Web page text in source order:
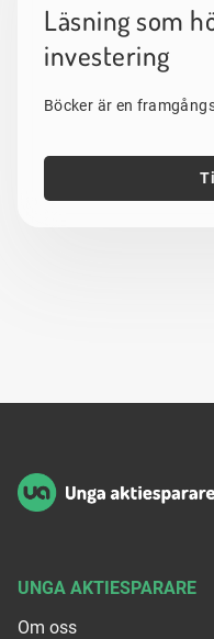
Läsning som
investering
Böcker är en
UNGA AKTIESPARARE
Om oss